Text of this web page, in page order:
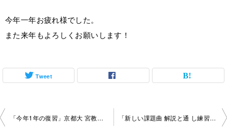
今年一年お疲れ様でした。
また来年もよろしくお願いします！
Tweet
投
「今年1年の復習」京都大 宮教室2023-12-23-no0003-­1005 「新しい課題曲 解説と通 し練習」京都大宮教室2024-01-13-no0003-­1005